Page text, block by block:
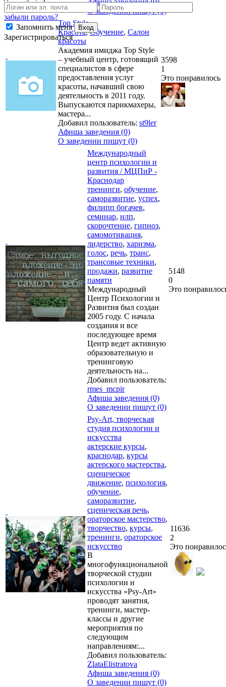
забыли пароль?
Запомнить меня
Вход
Зарегистрироваться
Афиша заведения (0)
О заведении пишут (0)
Top Style
Красота,Обучение, Салон
красоты
Академия имиджа Top Style
– учебный центр, готовящий
специалистов в сфере
предоставления услуг
красоты, начавший свою
деятельность в 2011 году.
Выпускаются парикмахеры,
мастера...
Добавил пользователь: st9ler
Афиша заведения (0)
О заведении пишут (0)
3598
1
Это понравилось
Международный
центр психологии и
развития / МЦПиР -
Краснодар
тренинги, обучение,
саморазвитие, успех,
филипп богачев,
семинар, нлп,
скорочтение, гипноз,
самомотивация,
лидерство, харизма,
голос, речь, транс,
трансовые техники,
продажи, развитие
памяти
Международный
Центр Психологии и
Развития был создан
2005 году. С начала
создания и все
последующее время
Центр ведет активную
образовательную и
тренинговую
деятельность на...
Добавил пользователь:
rmes_mcpir
Афиша заведения (0)
О заведении пишут (0)
5148
0
Это
Psy-Art, творческая
студия психологии и
искусства
актерские курсы,
краснодар, курсы
актерского мастерства,
сценическое
движение, психология,
обучение,
саморазвитие,
сценическая речь,
ораторское мастерство,
творчество, курсы,
тренинги, ораторское
искусство
В
многофункциональной
творческой студии
психологии и
искусства «Psy-Art»
проводят занятия,
тренинги, мастер-
классы и другие
мероприятия по
следующим
направлениям:...
Добавил пользователь:
ZlataElistratova
Афиша заведения (0)
О заведении пишут (0)
11636
2
Это